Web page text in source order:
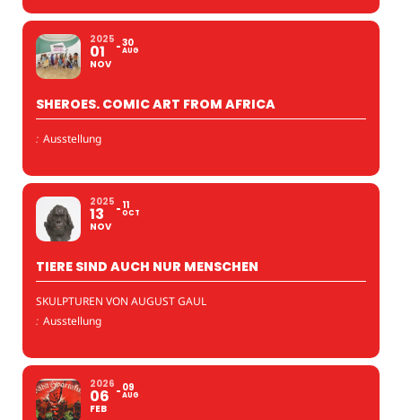
2025
01
NOV
30
AUG
SHEROES. COMIC ART FROM AFRICA
: Ausstellung
2025
13
NOV
11
OCT
TIERE SIND AUCH NUR MENSCHEN
SKULPTUREN VON AUGUST GAUL
: Ausstellung
2026
06
FEB
09
AUG